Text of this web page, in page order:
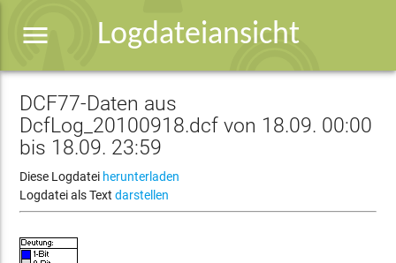
Logdateiansicht
menu
DCF77-Daten aus
DcfLog_20100918.dcf von 18.09. 00:00
bis 18.09. 23:59
Diese Logdatei herunterladen
Logdatei als Textdarstellen